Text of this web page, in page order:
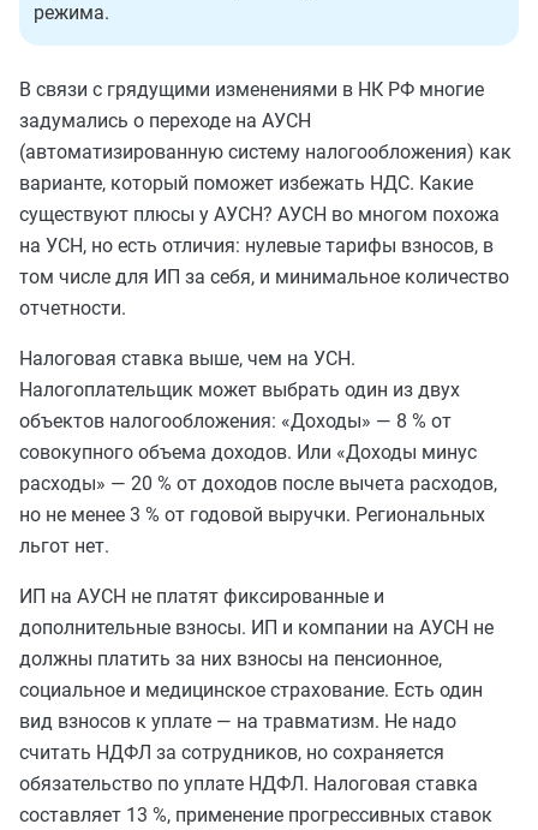
режима.
В связи с грядущими изменениями в НК РФ многие
задумались о переходе на АУСН
(автоматизированную систему налогообложения) как
варианте, который поможет избежать НДС. Какие
существуют плюсы у АУСН? АУСН во многом похожа
на УСН, но есть отличия: нулевые тарифы взносов, в
том числе для ИП за себя, и минимальное количество
отчетности.
Налоговая ставка выше, чем на УСН.
Налогоплательщик может выбрать один из двух
объектов налогообложения: «Доходы» — 8 % от
совокупного объема доходов. Или «Доходы минус
расходы» — 20 % от доходов после вычета расходов,
но не менее 3 % от годовой выручки. Региональных
льгот нет.
ИП на АУСН не платят фиксированные и
дополнительные взносы. ИП и компании на АУСН не
должны платить за них взносы на пенсионное,
социальное и медицинское страхование. Есть один
вид взносов к уплате — на травматизм. Не надо
считать НДФЛ за сотрудников, но сохраняется
обязательство по уплате НДФЛ. Налоговая ставка
составляет 13 %, применение прогрессивных ставок